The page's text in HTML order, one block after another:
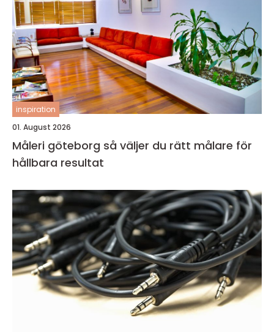
inspiration
01. August 2026
Måleri göteborg så väljer du rätt målare för
hållbara resultat